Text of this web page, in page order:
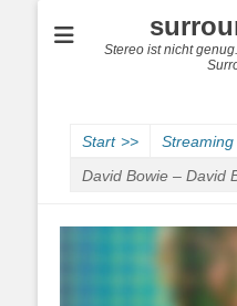
Stereo ist nicht
Start >> Streaming
David Bowie – David